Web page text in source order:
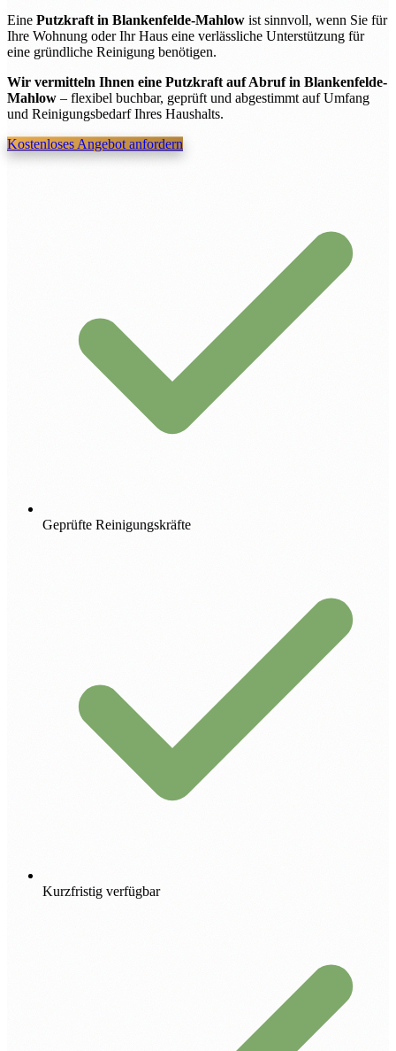
Eine Putzkraft in Blankenfelde-Mahlow ist sinnvoll, wenn Sie für
Ihre Wohnung oder Ihr Haus eine verlässliche Unterstützung für
eine gründliche Reinigung benötigen.
Wir vermitteln Ihnen eine Putzkraft auf Abruf in Blankenfelde-
Mahlow – flexibel buchbar, geprüft und abgestimmt auf Umfang
und Reinigungsbedarf Ihres Haushalts.
Kostenloses Angebot anfordern
Geprüfte Reinigungskräfte
Kurzfristig verfügbar